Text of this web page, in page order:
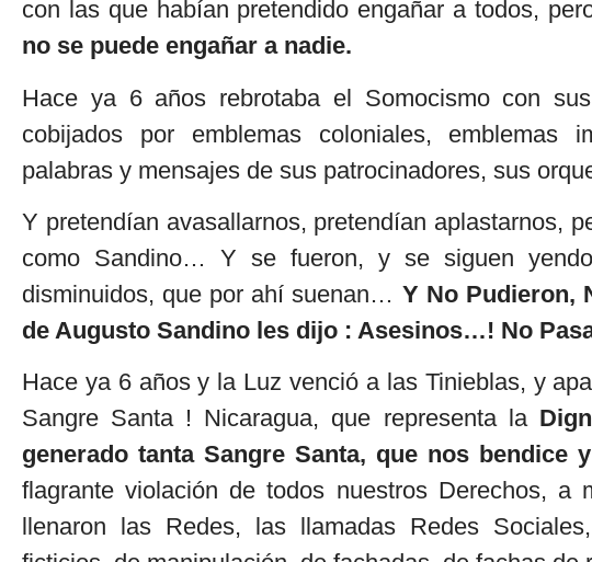
con las que habían pretendido engañar a todos,
no se puede engañar a nadie.
Hace ya 6 años rebrotaba el Somocismo con
cobijados por emblemas coloniales, emblemas
palabras y mensajes de sus patrocinadores, sus
Y pretendían avasallarnos, pretendían aplastarnos,
como Sandino… Y se fueron, y se siguen
disminuidos, que por ahí suenan… Y No Pudieron,
de Augusto Sandino les dijo : Asesinos…! No
Hace ya 6 años y la Luz venció a las Tinieblas, y
Sangre Santa ! Nicaragua, que representa la
generado tanta Sangre Santa, que nos bendice
flagrante violación de todos nuestros Derechos, a
llenaron las Redes, las llamadas Redes